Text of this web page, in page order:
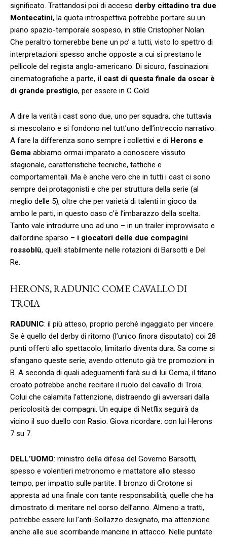
significato. Trattandosi poi di acceso derby cittadino tra due
Montecatini, la quota introspettiva potrebbe portare su un
piano spazio-temporale sospeso, in stile Cristopher Nolan.
Che peraltro tornerebbe bene un po’ a tutti, visto lo spettro di
interpretazioni spesso anche opposte a cui si prestano le
pellicole del regista anglo-americano. Di sicuro, fascinazioni
cinematografiche a parte, il cast di questa finale da oscar è
di grande prestigio, per essere in C Gold.
A dire la verità i cast sono due, uno per squadra, che tuttavia
si mescolano e si fondono nel tutt’uno dell’intreccio narrativo.
A fare la differenza sono sempre i collettivi e di Herons e
Gema abbiamo ormai imparato a conoscere vissuto
stagionale, caratteristiche tecniche, tattiche e
comportamentali. Ma è anche vero che in tutti i cast ci sono
sempre dei protagonisti e che per struttura della serie (al
meglio delle 5), oltre che per varietà di talenti in gioco da
ambo le parti, in questo caso c’è l’imbarazzo della scelta.
Tanto vale introdurre uno ad uno – in un trailer improvvisato e
dall’ordine sparso – i giocatori delle due compagini
rossoblù, quelli stabilmente nelle rotazioni di Barsotti e Del
Re.
HERONS, RADUNIC COME CAVALLO DI
TROIA
RADUNIC: il più atteso, proprio perché ingaggiato per vincere.
Se è quello del derby di ritorno (l’unico finora disputato) coi 28
punti offerti allo spettacolo, limitarlo diventa dura. Sa come si
sfangano queste serie, avendo ottenuto già tre promozioni in
B. A seconda di quali adeguamenti farà su di lui Gema, il titano
croato potrebbe anche recitare il ruolo del cavallo di Troia.
Colui che calamita l’attenzione, distraendo gli avversari dalla
pericolosità dei compagni. Un equipe di Netflix seguirà da
vicino il suo duello con Rasio. Giova ricordare: con lui Herons
7 su 7.
DELL’UOMO: ministro della difesa del Governo Barsotti,
spesso e volentieri metronomo e mattatore allo stesso
tempo, per impatto sulle partite. Il bronzo di Crotone si
appresta ad una finale con tante responsabilità, quelle che ha
dimostrato di meritare nel corso dell’anno. Almeno a tratti,
potrebbe essere lui l’anti-Sollazzo designato, ma attenzione
anche alle sue scorribande mancine in attacco. Nelle puntate